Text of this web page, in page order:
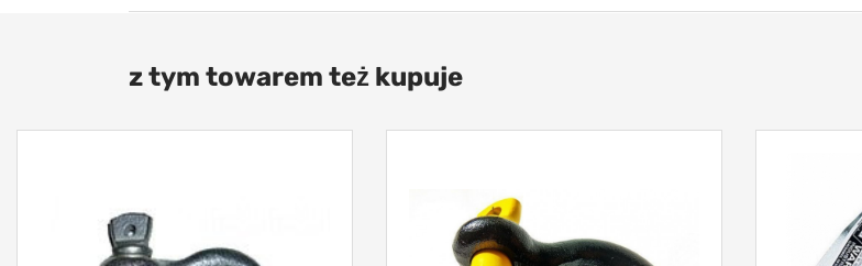
z tym towarem też kupuje